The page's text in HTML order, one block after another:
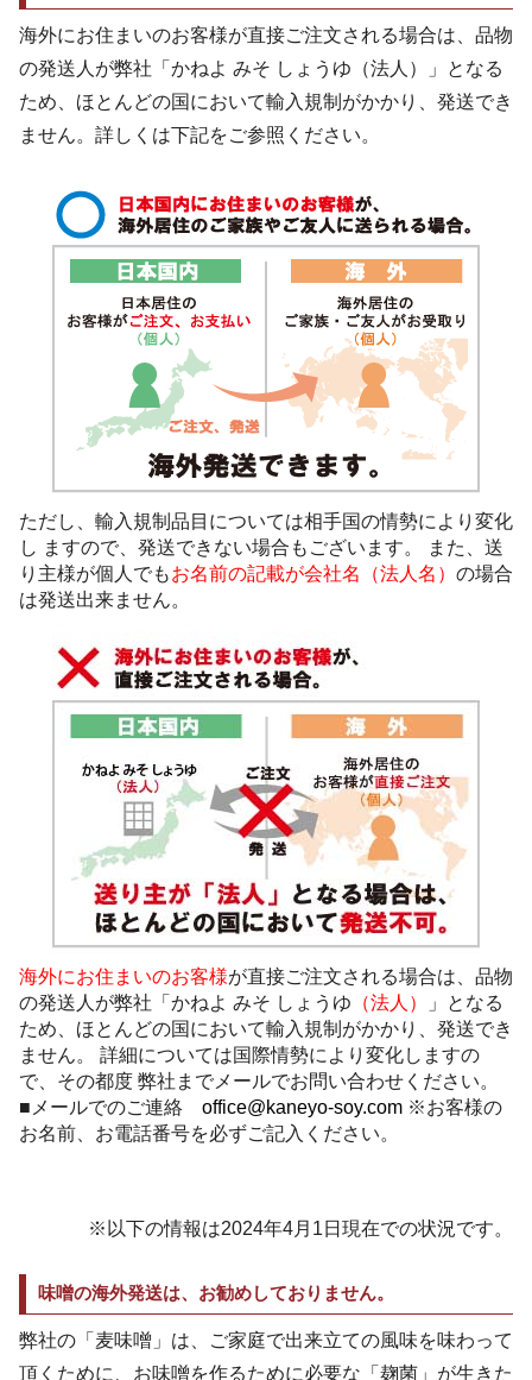
海外にお住まいのお客様が直接ご注文される場合は、品物
の発送人が弊社「かねよ みそ しょうゆ（法人）」となる
ため、ほとんどの国において輸入規制がかかり、発送でき
ません。詳しくは下記をご参照ください。
ただし、輸入規制品目については相手国の情勢により変化
し ますので、発送できない場合もございます。 また、送
り主様が個人でもお名前の記載が会社名（法人名） の場合
は発送出来ません。
海外にお住まいのお客様が直接ご注文される場合は、品物
の発送人が弊社「かねよ みそ しょうゆ （法人）
」となる
ため、ほとんどの国において輸入規制がかかり、発送でき
ません。 詳細については国際情勢により変化しますの
で、その都度 弊社までメールでお問い合わせください。
■メールでのご連絡 office@kaneyo-soy.com ※お客様の
お名前、お電話番号を必ずご記入ください。
※以下の情報は2024年4月1日現在での状況です。
味噌の海外発送は、お勧めしておりません。
弊社の「麦味噌」は、ご家庭で出来立ての風味を味わって
頂くために、お味噌を作るために必要な「麹菌」が生きた